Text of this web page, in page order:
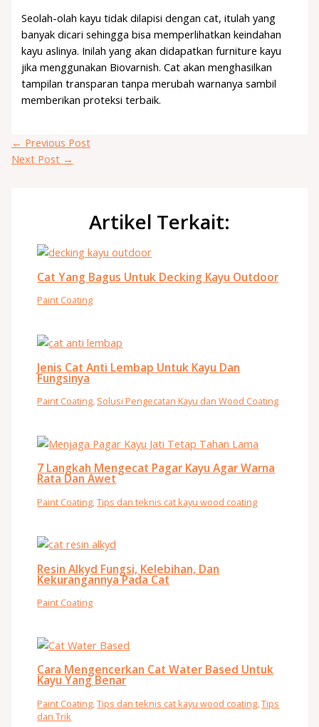
Seolah-olah kayu tidak dilapisi dengan cat, itulah yang
banyak dicari sehingga bisa memperlihatkan keindahan
kayu aslinya. Inilah yang akan didapatkan furniture kayu
jika menggunakan Biovarnish. Cat akan menghasilkan
tampilan transparan tanpa merubah warnanya sambil
memberikan proteksi terbaik.
← Previous Post
Next Post →
Artikel Terkait:
Cat Yang Bagus Untuk Decking Kayu Outdoor
Paint Coating
Jenis Cat Anti Lembap Untuk Kayu Dan
Fungsinya
Paint Coating, Solusi Pengecatan Kayu dan Wood Coating
7 Langkah Mengecat Pagar Kayu Agar Warna
Rata Dan Awet
Paint Coating,Tips dan teknis cat kayu wood coating
Resin Alkyd Fungsi, Kelebihan, Dan
Kekurangannya Pada Cat
Paint Coating
Cara Mengencerkan Cat Water Based Untuk
Kayu Yang Benar
Paint Coating,Tips dan teknis cat kayu wood coating,Tips
dan Trik